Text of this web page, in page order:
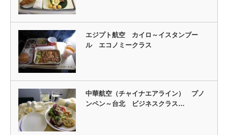
エジプト航空 カイロ～イスタンブー
ル エコノミークラス
中華航空（チャイナエアライン） プノ
ンペン～台北 ビジネスクラス…